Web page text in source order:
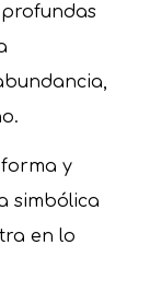
y
simbólica
en lo